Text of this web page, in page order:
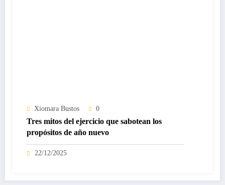
Xiomara Bustos 0
Tres mitos del ejercicio que sabotean los
propósitos de año nuevo
22/12/2025